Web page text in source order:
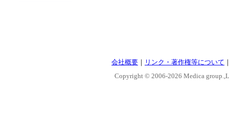
会社概要 ｜ リンク・著作権等について
Copyright © 2006-2026 Medica